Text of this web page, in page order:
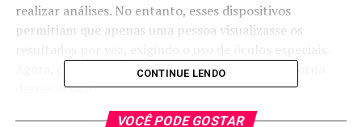
realizar análises. No entanto, esses dispositivos
permitiam que apenas uma pessoa visualizasse os
Agora, com o tablet, todo esse equipamento se torna
desnecessário.
CONTINUE LENDO
VOCÊ PODE GOSTAR